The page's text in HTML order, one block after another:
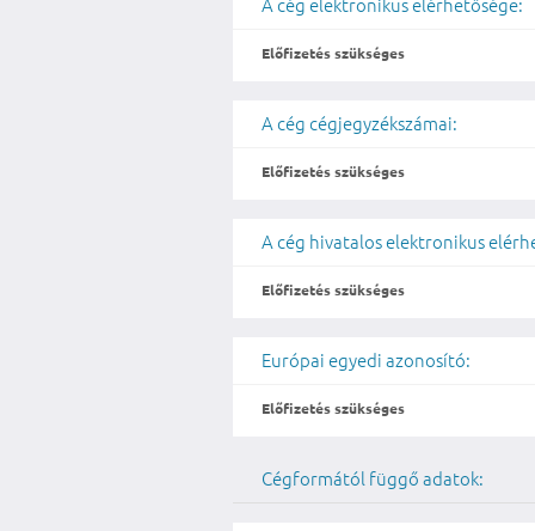
Előfizetés szükséges
A cég cégjegyzékszámai:
Előfizetés szükséges
A cég hivatalos elektronikus
Előfizetés szükséges
Európai egyedi azonosító:
Előfizetés szükséges
Cégformától függő adatok: